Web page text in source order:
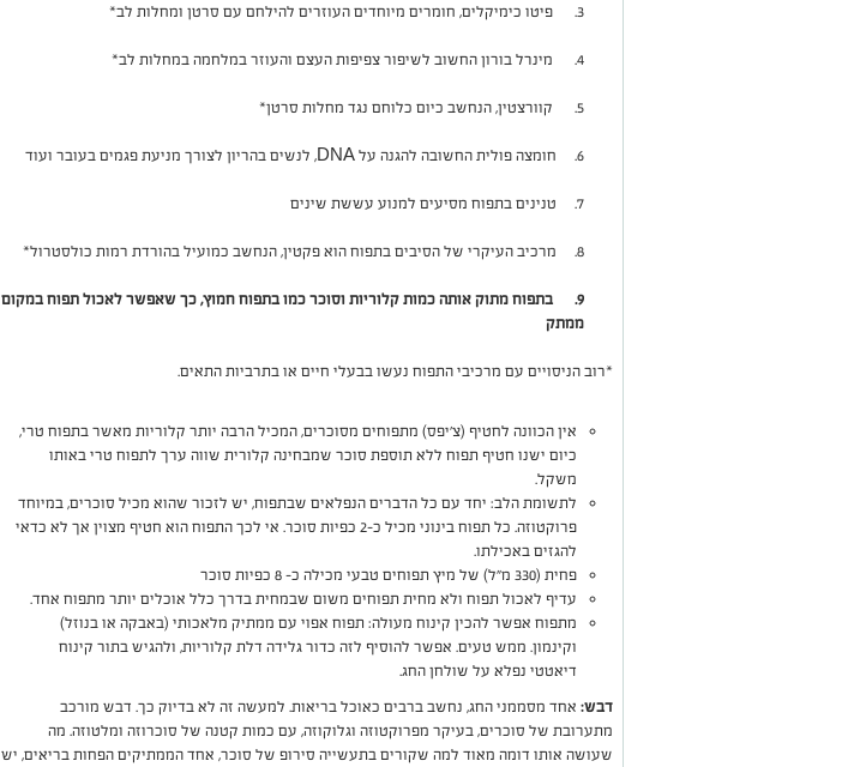
3. פיטו כימיקלים, חומרים מיוחדים העוזרים להילחם עם סרטן ומחלות לב*
4. מינרל בורון החשוב לשיפור צפיפות העצם והעוזר במלחמה במחלות לב*
5. קוורצטין, הנחשב כיום כלוחם נגד מחלות סרטן*
6. חומצה פולית החשובה להגנה על DNA, לנשים בהריון לצורך מניעת פגמים בעובר ועוד
7. טנינים בתפוח מסיעים למנוע עששת שינים
8. מרכיב העיקרי של הסיבים בתפוח הוא פקטין, הנחשב כמועיל בהורדת רמות כולסטרול*
9.
בתפוח מתוק אותה כמות קלוריות וסוכר כמו בתפוח חמוץ, כך שאפשר לאכול תפוח במקום
ממתק
*רוב הניסויים עם מרכיבי התפוח נעשו בבעלי חיים או בתרביות התאים.
אין הכוונה לחטיף (צ'יפס) מתפוחים מסוכרים, המכיל הרבה יותר קלוריות מאשר בתפוח טרי,
כיום ישנו חטיף תפוח ללא תוספת סוכר שמבחינה קלורית שווה ערך לתפוח טרי באותו
משקל.
לתשומת הלב: יחד עם כל הדברים הנפלאים שבתפוח, יש לזכור שהוא מכיל סוכרים, במיוחד
פרוקטוזה. כל תפוח בינוני מכיל כ-2 כפיות סוכר. אי לכך התפוח הוא חטיף מצוין אך לא כדאי
להגזים באכילתו.
פחית (330 מ"ל) של מיץ תפוחים טבעי מכילה כ- 8 כפיות סוכר
עדיף לאכול תפוח ולא מחית תפוחים משום שבמחית בדרך כלל אוכלים יותר מתפוח אחד.
מתפוח אפשר להכין קינוח מעולה: תפוח אפוי עם ממתיק מלאכותי (באבקה או בנוזל)
וקינמון. ממש טעים. אפשר להוסיף לזה כדור גלידה דלת קלוריות, ולהגיש בתור קינוח
דיאטטי נפלא על שולחן החג.
דבש: אחד מסממני החג, נחשב ברבים כאוכל בריאות. למעשה זה לא בדיוק כך. דבש מורכב
מתערובת של סוכרים, בעיקר מפרוקטוזה וגלוקוזה, עם כמות קטנה של סוכרוזה ומלטוזה. מה
שעושה אותו דומה מאוד למה שקורים בתעשייה סירופ של סוכר, אחד הממתיקים הפחות בריאים, יש